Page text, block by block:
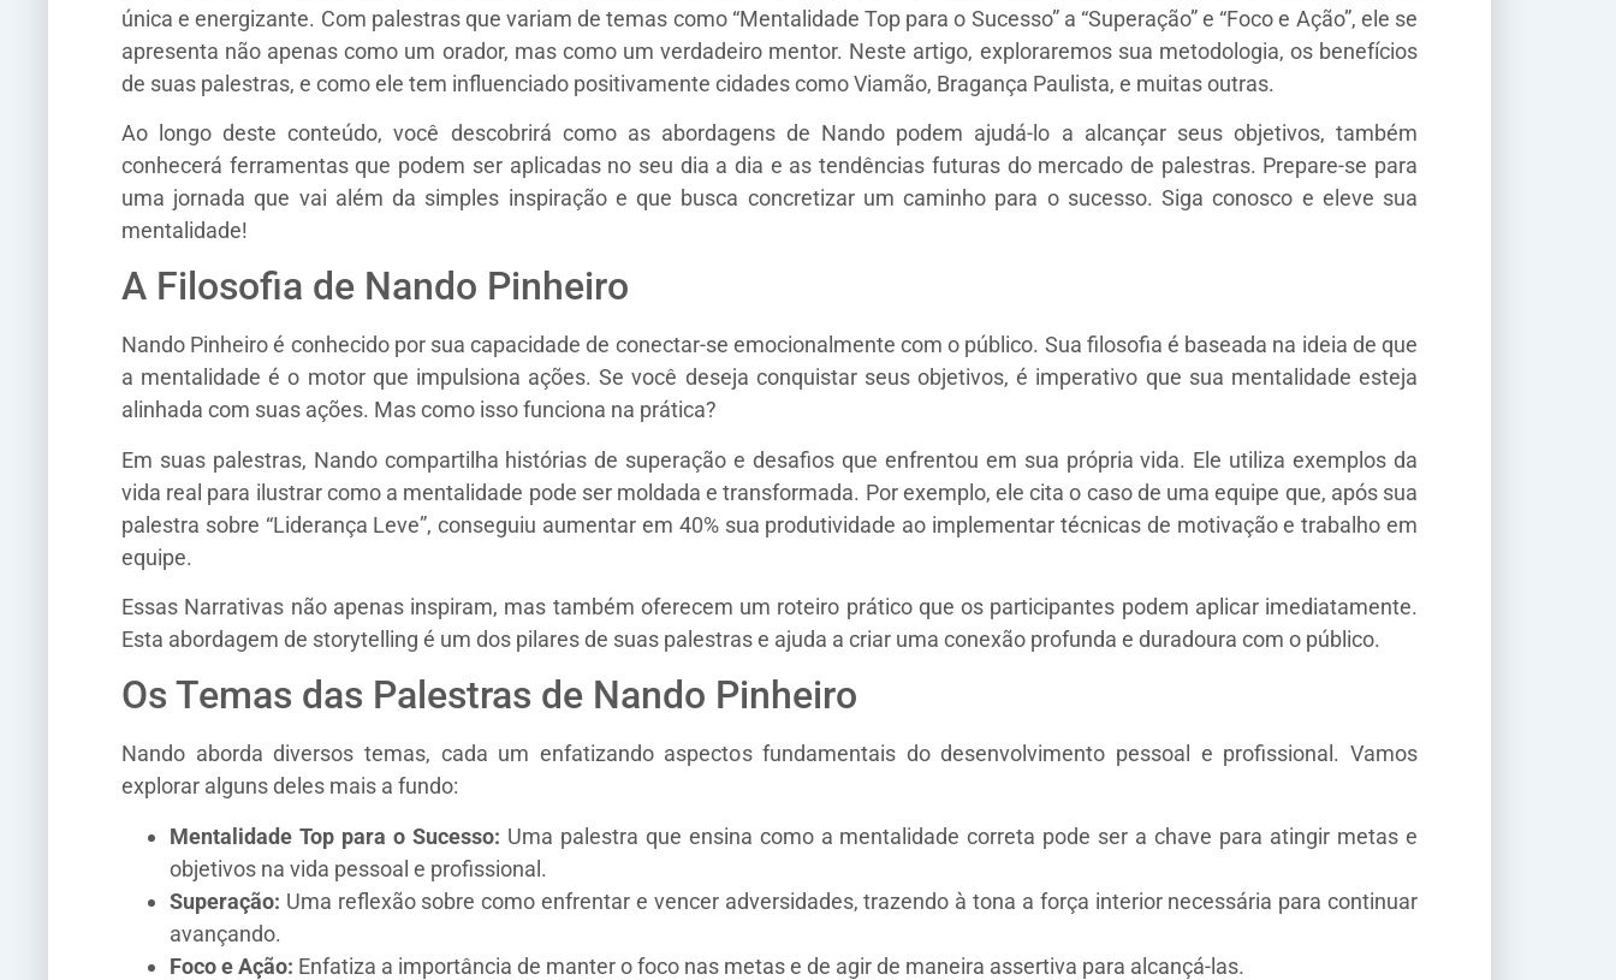
única e energizante. Com palestras que variam de temas como “Mentalidade Top para o Sucesso” a “Superação” e “Foco e Ação”, ele se
apresenta não apenas como um orador, mas como um verdadeiro mentor. Neste artigo, exploraremos sua metodologia, os benefícios
de suas palestras, e como ele tem influenciado positivamente cidades como Viamão, Bragança Paulista, e muitas outras.
Ao longo deste conteúdo, você descobrirá como as abordagens de Nando podem ajudá-lo a alcançar seus objetivos, também
conhecerá ferramentas que podem ser aplicadas no seu dia a dia e as tendências futuras do mercado de palestras. Prepare-se para
uma jornada que vai além da simples inspiração e que busca concretizar um caminho para o sucesso. Siga conosco e eleve sua
mentalidade!
A Filosofia de Nando Pinheiro
Nando Pinheiro é conhecido por sua capacidade de conectar-se emocionalmente com o público. Sua filosofia é baseada na ideia de que
a mentalidade é o motor que impulsiona ações. Se você deseja conquistar seus objetivos, é imperativo que sua mentalidade esteja
alinhada com suas ações. Mas como isso funciona na prática?
Em suas palestras, Nando compartilha histórias de superação e desafios que enfrentou em sua própria vida. Ele utiliza exemplos da
vida real para ilustrar como a mentalidade pode ser moldada e transformada. Por exemplo, ele cita o caso de uma equipe que, após sua
palestra sobre “Liderança Leve”, conseguiu aumentar em 40% sua produtividade ao implementar técnicas de motivação e trabalho em
equipe.
Essas Narrativas não apenas inspiram, mas também oferecem um roteiro prático que os participantes podem aplicar imediatamente.
Esta abordagem de storytelling é um dos pilares de suas palestras e ajuda a criar uma conexão profunda e duradoura com o público.
Os Temas das Palestras de Nando Pinheiro
Nando aborda diversos temas, cada um enfatizando aspectos fundamentais do desenvolvimento pessoal e profissional. Vamos
explorar alguns deles mais a fundo:
Mentalidade Top para o Sucesso: Uma palestra que ensina como a mentalidade correta pode ser a chave para atingir metas e
objetivos na vida pessoal e profissional.
Superação: Uma reflexão sobre como enfrentar e vencer adversidades, trazendo à tona a força interior necessária para continuar
avançando.
Foco e Ação: Enfatiza a importância de manter o foco nas metas e de agir de maneira assertiva para alcançá-las.